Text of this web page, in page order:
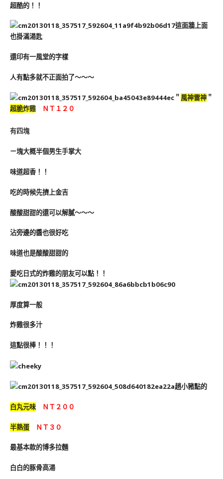
超酷的！！
這面牆上面
也掛滿湯匙
還印有一風堂的字樣
人有點多就不正面拍了～～～
＂ 風神雷神 ＂
超脆炸雞 ＮＴ１２０
有四塊
ㄧ塊大概半個男生手掌大
味道超香！！
吃的時候先擠上金吉
酸酸甜甜的還可以解膩～～～
沾旁邊的醬也很好吃
味道也是酸酸甜甜的
愛吃日式的炸雞的朋友可以點！！
厚度算一般
炸雞很多汁
這點很棒！！！
趙小豬點的
白丸元味 ＮＴ２００
半熟蛋 ＮＴ３０
最基本款的博多拉麵
白白的豚骨高湯